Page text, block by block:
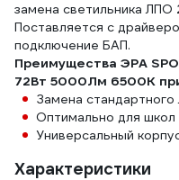
замена светильника ЛПО
Поставляется с
подключение БАП.
Преимущества ЭРА
72Вт 5000Лм 6500К
Замена
Оптимально для школ
Универсальный
Характеристики